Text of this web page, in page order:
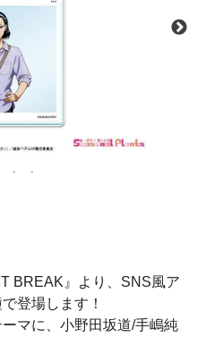
BREAK』より、SNS風ア
登場します！
マに、小野田坂道/手嶋純